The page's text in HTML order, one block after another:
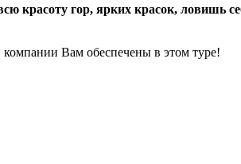
красоту гор, ярких красок, ловишь
компании Вам обеспечены в этом туре!